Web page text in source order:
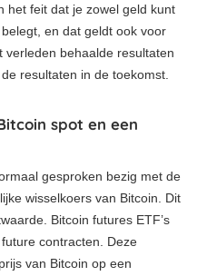
het feit dat je zowel geld kunt
en dat geldt ook voor
verleden behaalde resultaten
resultaten in de toekomst.
spot en een
gesproken bezig met de
wisselkoers van Bitcoin. Dit
Bitcoin futures ETF’s
contracten. Deze
van Bitcoin op een